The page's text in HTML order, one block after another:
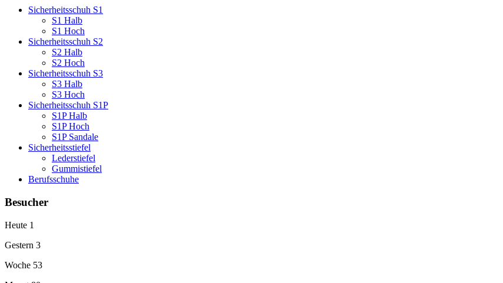
Sicherheitsschuh S1
S1 Halb
S1 Hoch
Sicherheitsschuh S2
S2 Halb
S2 Hoch
Sicherheitsschuh S3
S3 Halb
S3 Hoch
Sicherheitsschuh S1P
S1P Halb
S1P Hoch
S1P Sandale
Sicherheitsstiefel
Lederstiefel
Gummistiefel
Berufsschuhe
Besucher
Heute 1
Gestern 3
Woche 53